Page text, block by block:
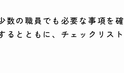
数の職員でも必要な事項を
とともに、チェックリス